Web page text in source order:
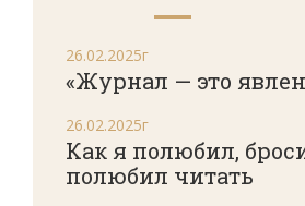
26.02.2025г
«Журнал — это
26.02.2025г
Как я полюбил,
полюбил читать